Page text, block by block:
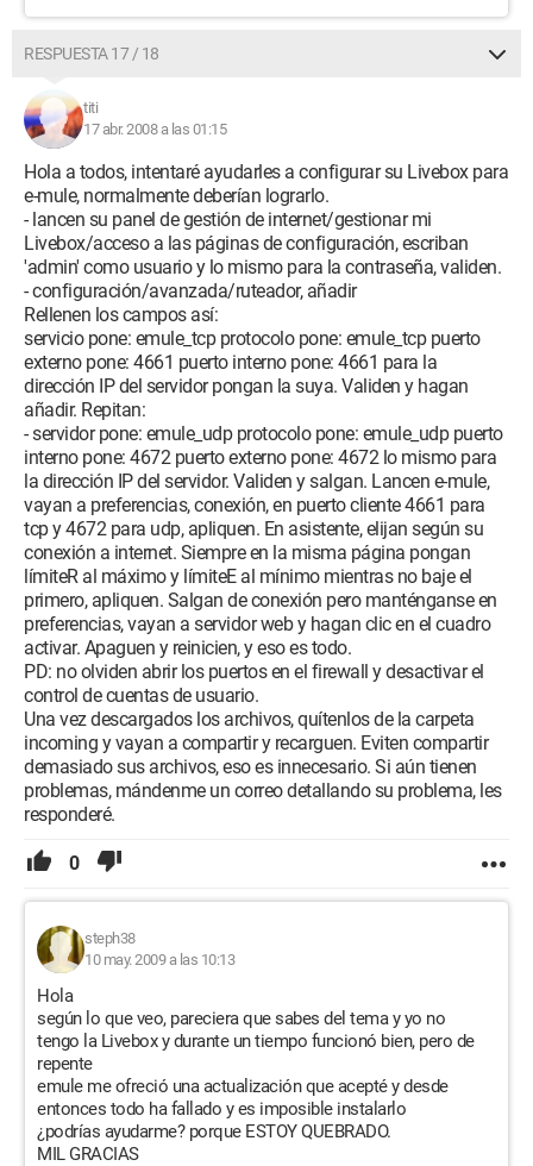
RESPUESTA 17 / 18
titi
17 abr. 2008 a las 01:15
Hola a todos, intentaré ayudarles a configurar su Livebox para
e-mule, normalmente deberían lograrlo.
- lancen su panel de gestión de internet/gestionar mi
Livebox/acceso a las páginas de configuración, escriban
'admin' como usuario y lo mismo para la contraseña, validen.
- configuración/avanzada/ruteador, añadir
Rellenen los campos así:
servicio pone: emule_tcp protocolo pone: emule_tcp puerto
externo pone: 4661 puerto interno pone: 4661 para la
dirección IP del servidor pongan la suya. Validen y hagan
añadir. Repitan:
- servidor pone: emule_udp protocolo pone: emule_udp puerto
interno pone: 4672 puerto externo pone: 4672 lo mismo para
la dirección IP del servidor. Validen y salgan. Lancen e-mule,
vayan a preferencias, conexión, en puerto cliente 4661 para
tcp y 4672 para udp, apliquen. En asistente, elijan según su
conexión a internet. Siempre en la misma página pongan
límiteR al máximo y límiteE al mínimo mientras no baje el
primero, apliquen. Salgan de conexión pero manténganse en
preferencias, vayan a servidor web y hagan clic en el cuadro
activar. Apaguen y reinicien, y eso es todo.
PD: no olviden abrir los puertos en el firewall y desactivar el
control de cuentas de usuario.
Una vez descargados los archivos, quítenlos de la carpeta
incoming y vayan a compartir y recarguen. Eviten compartir
demasiado sus archivos, eso es innecesario. Si aún tienen
problemas, mándenme un correo detallando su problema, les
responderé.
0
steph38
10 may. 2009 a las 10:13
Hola
según lo que veo, pareciera que sabes del tema y yo no
tengo la Livebox y durante un tiempo funcionó bien, pero de
repente
emule me ofreció una actualización que acepté y desde
entonces todo ha fallado y es imposible instalarlo
¿podrías ayudarme? porque ESTOY QUEBRADO.
MIL GRACIAS